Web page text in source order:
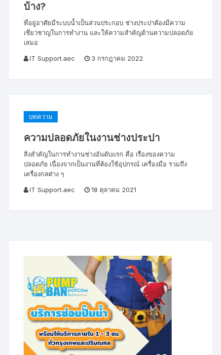
บ้าง?
ที่อยู่อาศัยมีระบบน้ำเป็นส่วนประกอบ ช่างประปาต้องมีความ
เชี่ยวชาญในการทำงาน และให้ความสำคัญด้านความปลอดภัย
เสมอ
IT Support.aec
3 กรกฎาคม 2022
บทความ
ความปลอดภัยในงานช่างประปา
สิ่งสำคัญในการทำงานช่างอันดับแรก คือ เรื่องของความ
ปลอดภัย เนื่องจากเป็นงานที่ต้องใช้อุปกรณ์ เครื่องมือ รวมถึง
เครื่องกลต่าง ๆ
IT Support.aec
18 ตุลาคม 2021